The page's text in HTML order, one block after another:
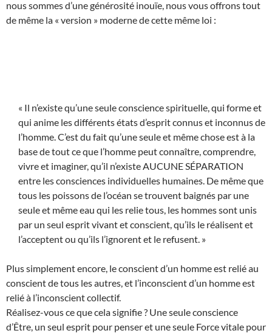
nous sommes d’une générosité inouïe, nous vous offrons tout
de même la « version » moderne de cette même loi :
« Il n’existe qu’une seule conscience spirituelle, qui forme et
qui anime les différents états d’esprit connus et inconnus de
l’homme. C’est du fait qu’une seule et même chose est à la
base de tout ce que l’homme peut connaître, comprendre,
vivre et imaginer, qu’il n’existe AUCUNE SÉPARATION
entre les consciences individuelles humaines. De même que
tous les poissons de l’océan se trouvent baignés par une
seule et même eau qui les relie tous, les hommes sont unis
par un seul esprit vivant et conscient, qu’ils le réalisent et
l’acceptent ou qu’ils l’ignorent et le refusent. »
Plus simplement encore, le conscient d’un homme est relié au
conscient de tous les autres, et l’inconscient d’un homme est
relié à l’inconscient collectif.
Réalisez-vous ce que cela signifie ? Une seule conscience
d’Être, un seul esprit pour penser et une seule Force vitale pour